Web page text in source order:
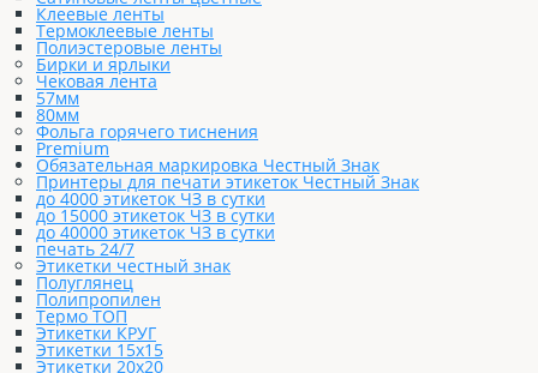
Клеевые ленты
Термоклеевые ленты
Полиэстеровые ленты
Бирки и ярлыки
Чековая лента
57мм
80мм
Фольга горячего тиснения
Premium
Обязательная маркировка Честный Знак
Принтеры для печати этикеток Честный Знак
до 4000 этикеток ЧЗ в сутки
до 15000 этикеток ЧЗ в сутки
до 40000 этикеток ЧЗ в сутки
печать 24/7
Этикетки честный знак
Полуглянец
Полипропилен
Термо ТОП
Этикетки КРУГ
Этикетки 15х15
Этикетки 20х20